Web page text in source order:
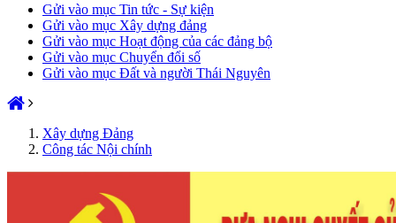
Gửi vào mục Tin tức - Sự kiện
Gửi vào mục Xây dựng đảng
Gửi vào mục Hoạt động của các đảng bộ
Gửi vào mục Chuyển đổi số
Gửi vào mục Đất và người Thái Nguyên
Xây dựng Đảng
Công tác Nội chính